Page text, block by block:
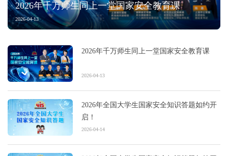
2026年千万师生同上一堂国家安全教育课
2026-04-13
2026年千万师生同上一堂国家安全教育课
2026-04-13
2026年全国大学生国家安全知识答题如约开
启！
2026-04-14